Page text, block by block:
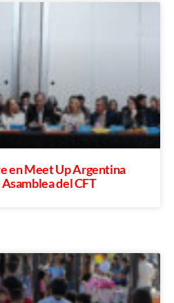
en Meet Up Argentina
del CFT